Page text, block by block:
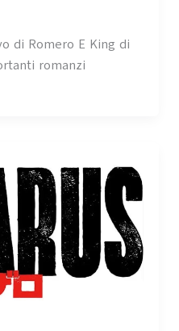
di Romero E King di
romanzi